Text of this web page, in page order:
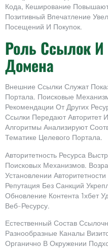
Кода, Кеширование
Позитивный Впечатление
Посещений И Покупок.
Роль Ссылок И
Домена
Внешние Ссылки Служат
Портала. Поисковые
Рекомендации От Других
Ссылки Передают
Алгоритмы Анализируют
Тематике Целевого Портала.
Авторитетность Ресурса
Поисковых Механизмов.
Установлении
Репутация Без Санкций
Обновление Контента 1хбет
Веб-Ресурсу.
Естественный Состав
Разнообразные Каналы
Органично В Окружении